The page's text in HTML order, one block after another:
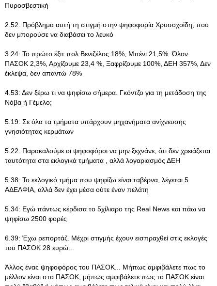
Πυροσβεστική
2.52: Πρόβλημα αυτή τη στιγμή στην ψηφοφορία Χρυσοχοΐδη, που
δεν μπορούσε να διαβάσει το λευκό
3.24: Το πρώτο έξιτ πολ:Βενιζέλος 18%, Μπένι 21,5%. Όλον
ΠΑΣΟΚ 2,3%, Αρχίζουμε 23,4 %, Ξαφρίζουμε 100%, ΔΕΗ 357%, Δεν
έκλεψα, δεν απαντώ 78%
4.53: Δεν ξέρω τι να ψηφίσω σήμερα. Γκόντζο για τη μετάδοση της
Νόβα ή Γέμελο;
5.19: Σε όλα τα τμήματα υπάρχουν μηχανήματα ανίχνευσης
γνησιότητας κερμάτων
5.22: Παρακαλούμε οι ψηφοφόροι να μην ξεχνάνε, ότι δεν χρειάζεται
ταυτότητα στα εκλογικά τμήματα , αλλά λογαριασμός ΔΕΗ
5.38: Το εκλογικό τμήμα που ψηφίζω είναι ταβέρνα, λέγεται 5
ΑΔΕΛΦΙΑ, αλλά δεν έχει μέσα ούτε έναν πελάτη
5.34: Εγώ πάντως κέρδισα το 5χίλιαρο της Real News και πάω να
ψηφίσω 2500 φορές
6.39: Έχω ρεπορτάζ. Μέχρι στιγμής έχουν εισπραχθεί στις εκλογές
του ΠΑΣΟΚ 28 ευρώ...
Άλλος ένας ψηφοφόρος του ΠΑΣΟΚ... Μήπως αμφιβάλετε πως το
μέλλον είναι στο ΠΑΣΟΚ, μήπως αμφιβάλετε πως το ΠΑΣΟΚ είναι